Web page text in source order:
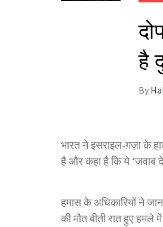
है
By
भारत ने इसराइल-ग़ज़ा के
है और कहा है कि ये ‘जवाब
हमास के अधिकारियों ने
की मौत बीती रात हुए हमले